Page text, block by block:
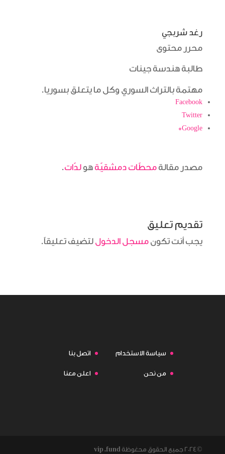
رغد شربجي
محرر محتوى
طالبة هندسة جينات
مهتمة بالتراث السوري وكل ما يتعلق بسوريا.
مصدر مقالة محطّات دمشقيّة هو لدّات.
تقديم تعليق
يجب أنت تكون مسجل الدخول لتضيف تعليقاً.
سياسة الاستخدام اتصل بنا
من نحن اعلن معنا
©2024 جميع الحقوق محغوظة vip.fund